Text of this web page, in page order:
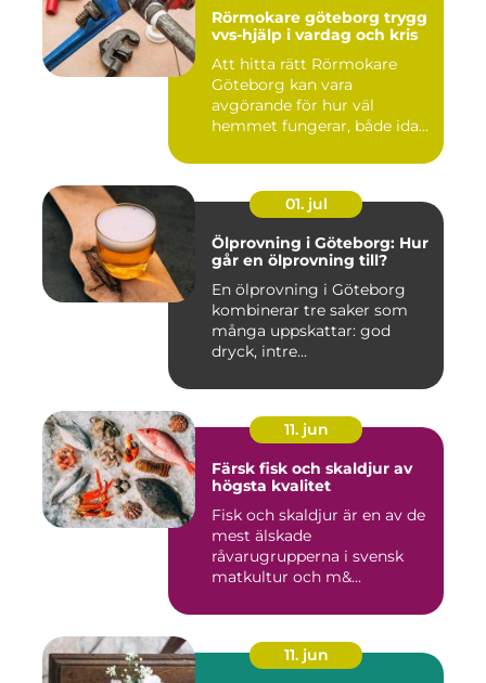
Rörmokare göteborg trygg
vvs-hjälp i vardag och kris
Att hitta rätt Rörmokare
Göteborg kan vara
avgörande för hur väl
hemmet fungerar, både idag
01. jul
Ölprovning i Göteborg: Hur
går en ölprovning till?
En ölprovning i Göteborg
kombinerar tre saker som
många uppskattar: god
dryck, intre...
11. jun
Färsk fisk och skaldjur av
högsta kvalitet
Fisk och skaldjur är en av de
mest älskade
råvarugrupperna i svensk
matkultur och m&...
11. jun